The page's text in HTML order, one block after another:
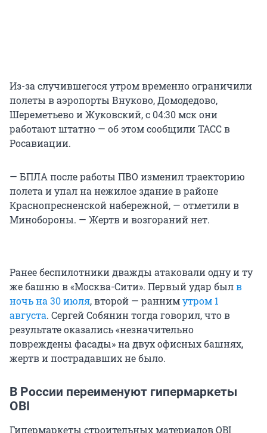
Из-за случившегося утром временно ограничили
полеты в аэропорты Внуково, Домодедово,
Шереметьево и Жуковский, с 04:30 мск они
работают штатно — об этом сообщили ТАСС в
Росавиации.
— БПЛА после работы ПВО изменил траекторию
полета и упал на нежилое здание в районе
Краснопресненской набережной, — отметили в
Минобороны. — Жертв и возгораний нет.
Ранее беспилотники дважды атаковали одну и ту
же башню в «Москва-Сити». Первый удар былв
ночь на 30 июля, второй — раннимутром 1
августа. Сергей Собянин тогда говорил, что в
результате оказались «незначительно
повреждены фасады» на двух офисных башнях,
жертв и пострадавших не было.
В России переименуют гипермаркеты
OBI
Гипермаркеты строительных материалов OBI